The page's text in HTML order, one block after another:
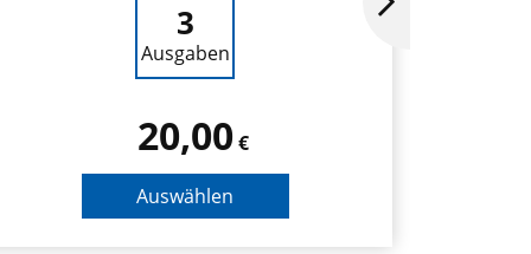
3
Ausgaben
20,00€
Auswählen